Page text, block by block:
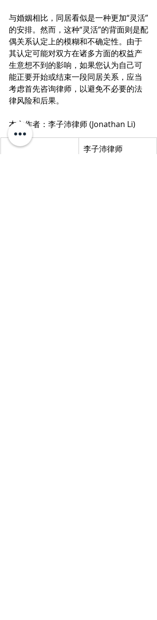
与婚姻相比，同居看似是一种更加“灵活”
的安排。然而，这种“灵活”的背面则是配
偶关系认定上的模糊和不确定性。由于
其认定可能对双方在诸多方面的权益产
生意想不到的影响，如果您认为自己可
能正要开始或结束一段同居关系，应当
考虑首先咨询律师，以避免不必要的法
律风险和后果。
本文作者：李子沛律师 (Jonathan Li)
李子沛律师